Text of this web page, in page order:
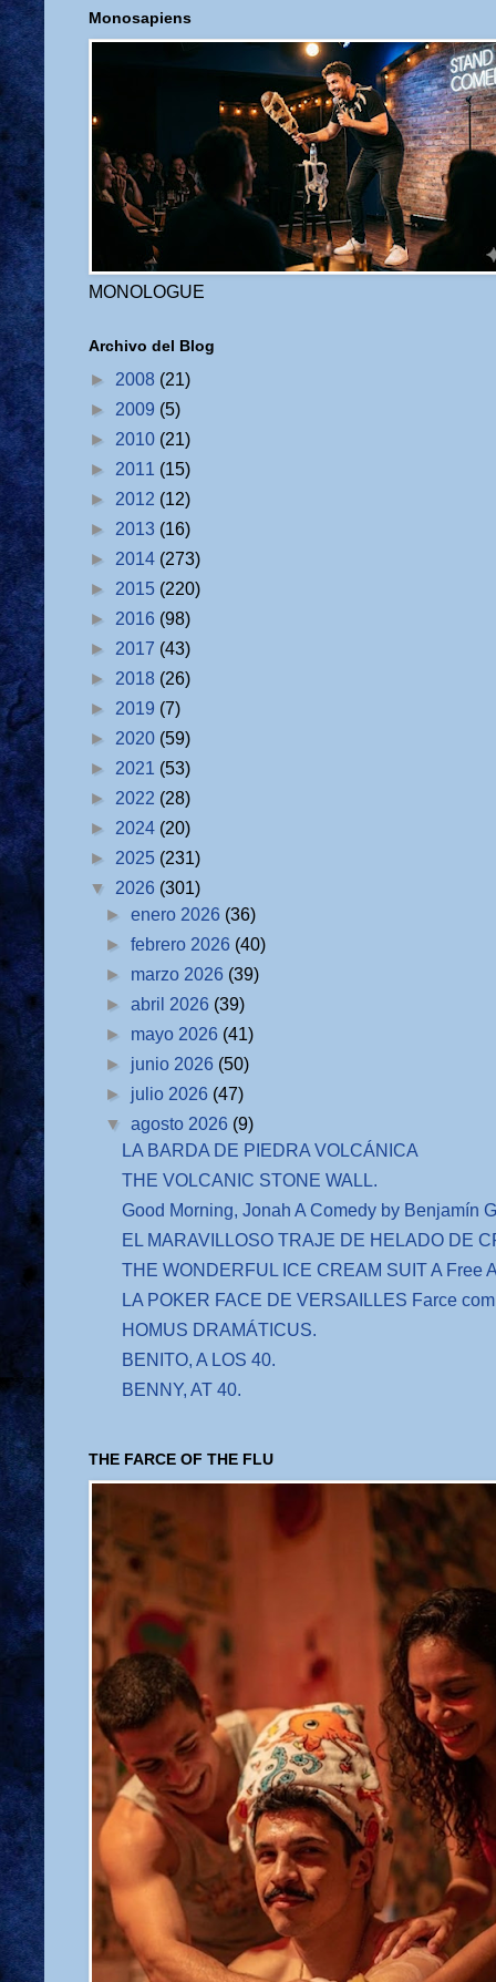
Monosapiens
MONOLOGUE
Archivo del Blog
► 2008 (21)
► 2009 (5)
► 2010 (21)
► 2011 (15)
► 2012 (12)
► 2013 (16)
► 2014 (273)
► 2015 (220)
► 2016 (98)
► 2017 (43)
► 2018 (26)
► 2019 (7)
► 2020 (59)
► 2021 (53)
► 2022 (28)
► 2024 (20)
► 2025 (231)
▼ 2026 (301)
►enero 2026 (36)
►febrero 2026 (40)
► marzo 2026 (39)
►abril 2026 (39)
► mayo 2026 (41)
► junio 2026 (50)
► julio 2026 (47)
▼agosto 2026 (9)
LA BARDA DE PIEDRA VOLCÁNICA
THE VOLCANIC STONE WALL.
Good Morning, Jonah A Comedy by Benjamín
EL MARAVILLOSO TRAJE DE HELADO DE
THE WONDERFUL ICE CREAM SUIT A Free
LA POKER FACE DE VERSAILLES Farce
HOMUS DRAMÁTICUS.
BENITO, A LOS 40.
BENNY, AT 40.
THE FARCE OF THE FLU